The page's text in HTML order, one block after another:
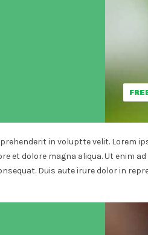
in voluptte velit. Lorem
et dolore magna aliqua. Ut enim
Duis aute irure dolor in